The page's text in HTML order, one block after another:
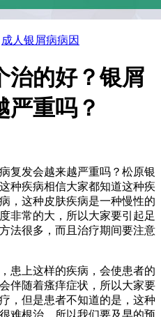
成人银屑病病因
治的好？银屑
严重吗？
复发会越来越严重吗？松原银
种疾病相信大家都知道这种疾
，这种皮肤疾病是一种慢性的
非常的大，所以大家要引起足
法很多，而且治疗期间要注意
患上这样的疾病，会使患者的
伴随着瘙痒症状，所以大家要
，但是患者不知道的是，这种
难根治，所以我们要及早的预